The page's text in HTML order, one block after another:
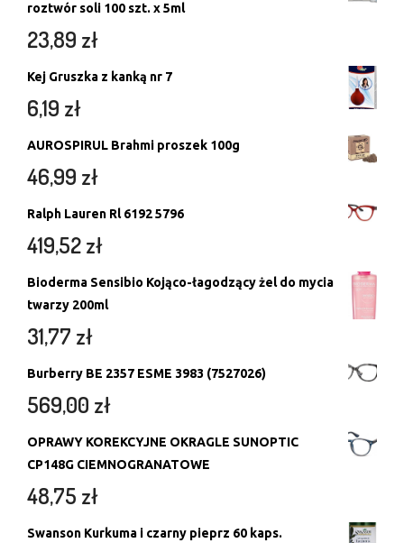
roztwór soli 100 szt. x 5ml
23,89 zł
Kej Gruszka z kanką nr 7
6,19 zł
AUROSPIRUL Brahmi proszek 100g
46,99 zł
Ralph Lauren Rl 6192 5796
419,52zł
Bioderma Sensibio Kojąco-łagodzący żel do mycia
twarzy 200ml
31,77 zł
Burberry BE 2357 ESME 3983 (7527026)
569,00 zł
OPRAWY KOREKCYJNE OKRAGLE SUNOPTIC
CP148G CIEMNOGRANATOWE
48,75 zł
Swanson Kurkuma i czarny pieprz 60 kaps.